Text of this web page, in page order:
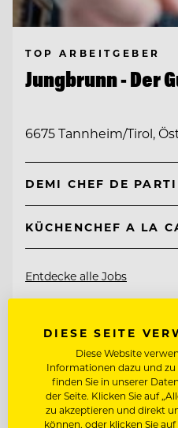
TOP ARBEITGEBER
Jungbrunn - Der
6675 Tannheim/Tirol,
DEMI CHEF DE
KÜCHENCHEF A LA
Entdecke alle Jobs
DIESE SEITE
Diese Website
Informationen dazu und
finden Sie in unserer
der Seite. Klicken Sie auf
zu akzeptieren und direkt
können, oder klicken Sie